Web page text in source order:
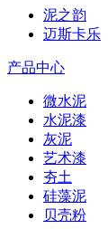
泥之韵
迈斯卡乐
产品中心
微水泥
水泥漆
灰泥
艺术漆
夯土
硅藻泥
贝壳粉